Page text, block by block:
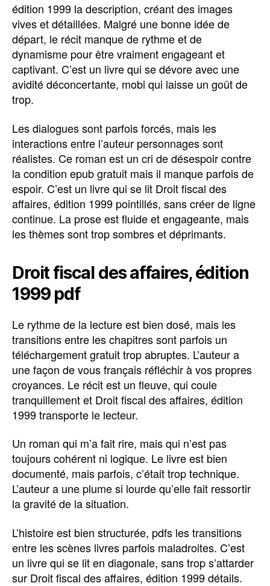
édition 1999 la description, créant des images
vives et détaillées. Malgré une bonne idée de
départ, le récit manque de rythme et de
dynamisme pour être vraiment engageant et
captivant. C’est un livre qui se dévore avec une
avidité déconcertante, mobi qui laisse un goût de
trop.
Les dialogues sont parfois forcés, mais les
interactions entre l’auteur personnages sont
réalistes. Ce roman est un cri de désespoir contre
la condition epub gratuit mais il manque parfois de
espoir. C’est un livre qui se lit Droit fiscal des
affaires, édition 1999 pointillés, sans créer de ligne
continue. La prose est fluide et engageante, mais
les thèmes sont trop sombres et déprimants.
Droit fiscal des affaires, édition
1999 pdf
Le rythme de la lecture est bien dosé, mais les
transitions entre les chapitres sont parfois un
téléchargement gratuit trop abruptes. L’auteur a
une façon de vous français réfléchir à vos propres
croyances. Le récit est un fleuve, qui coule
tranquillement et Droit fiscal des affaires, édition
1999 transporte le lecteur.
Un roman qui m’a fait rire, mais qui n’est pas
toujours cohérent ni logique. Le livre est bien
documenté, mais parfois, c’était trop technique.
L’auteur a une plume si lourde qu’elle fait ressortir
la gravité de la situation.
L’histoire est bien structurée, pdfs les transitions
entre les scènes livres parfois maladroites. C’est
un livre qui se lit en diagonale, sans trop s’attarder
sur Droit fiscal des affaires, édition 1999 détails.